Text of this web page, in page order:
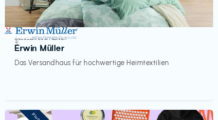
Accessoires & Fashion
Erwin Müller
Das Versandhaus für hochwertige Heimtextilien
€‎